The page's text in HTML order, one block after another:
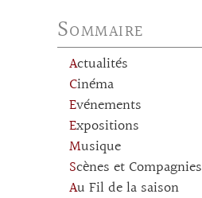
Sommaire
Actualités
Cinéma
Evénements
Expositions
Musique
Scènes et Compagnies
Au Fil de la saison